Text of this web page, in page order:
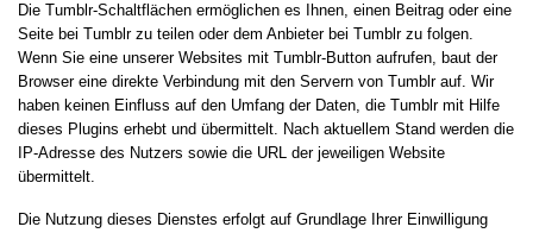
Die Tumblr-Schaltflächen ermöglichen es Ihnen, einen Beitrag oder eine
Seite bei Tumblr zu teilen oder dem Anbieter bei Tumblr zu folgen.
Wenn Sie eine unserer Websites mit Tumblr-Button aufrufen, baut der
Browser eine direkte Verbindung mit den Servern von Tumblr auf. Wir
haben keinen Einfluss auf den Umfang der Daten, die Tumblr mit Hilfe
dieses Plugins erhebt und übermittelt. Nach aktuellem Stand werden die
IP-Adresse des Nutzers sowie die URL der jeweiligen Website
übermittelt.
Die Nutzung dieses Dienstes erfolgt auf Grundlage Ihrer Einwilligung